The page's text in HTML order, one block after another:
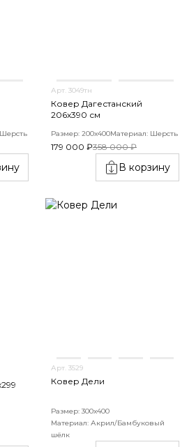
Арт. 3049тн
Ковер Дагестанский
206x390 см
Размер: 200х400Материал: Шерсть
179 000 ₽358 000 ₽
В корзину
Арт. 3529
Ковер Дели
Размер: 300х400
Материал: Акрил/Бамбуковый
шёлк